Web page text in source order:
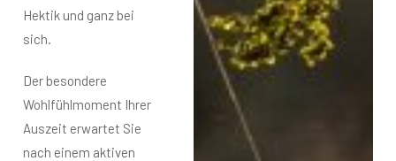
Hektik und ganz bei
sich.
Der besondere
Wohlfühlmoment Ihrer
Auszeit erwartet Sie
nach einem aktiven